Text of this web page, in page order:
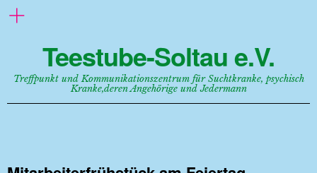
Teestube-Soltau e.V.
Treffpunkt und Kommunikationszentrum für Suchtkranke, psychisch
Kranke,deren Angehörige und Jedermann